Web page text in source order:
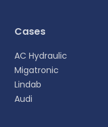
Cases
AC Hydraulic
Migatronic
Lindab
Audi